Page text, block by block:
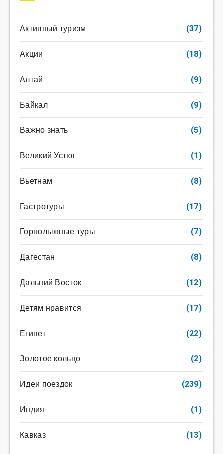
Активный туризм (37)
Акции (18)
Алтай (9)
Байкал (9)
Важно знать (5)
Великий Устюг (1)
Вьетнам (8)
Гастротуры (17)
Горнолыжные туры (7)
Дагестан (8)
Дальний Восток (12)
Детям нравится (17)
Египет (22)
Золотое кольцо (2)
Идеи поездок (239)
Индия (1)
Кавказ (13)